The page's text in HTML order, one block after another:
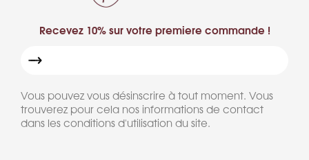
Recevez 10% sur votre premiere commande !
Vous pouvez vous désinscrire à tout moment. Vous
trouverez pour cela nos informations de contact
dans les conditions d'utilisation du site.